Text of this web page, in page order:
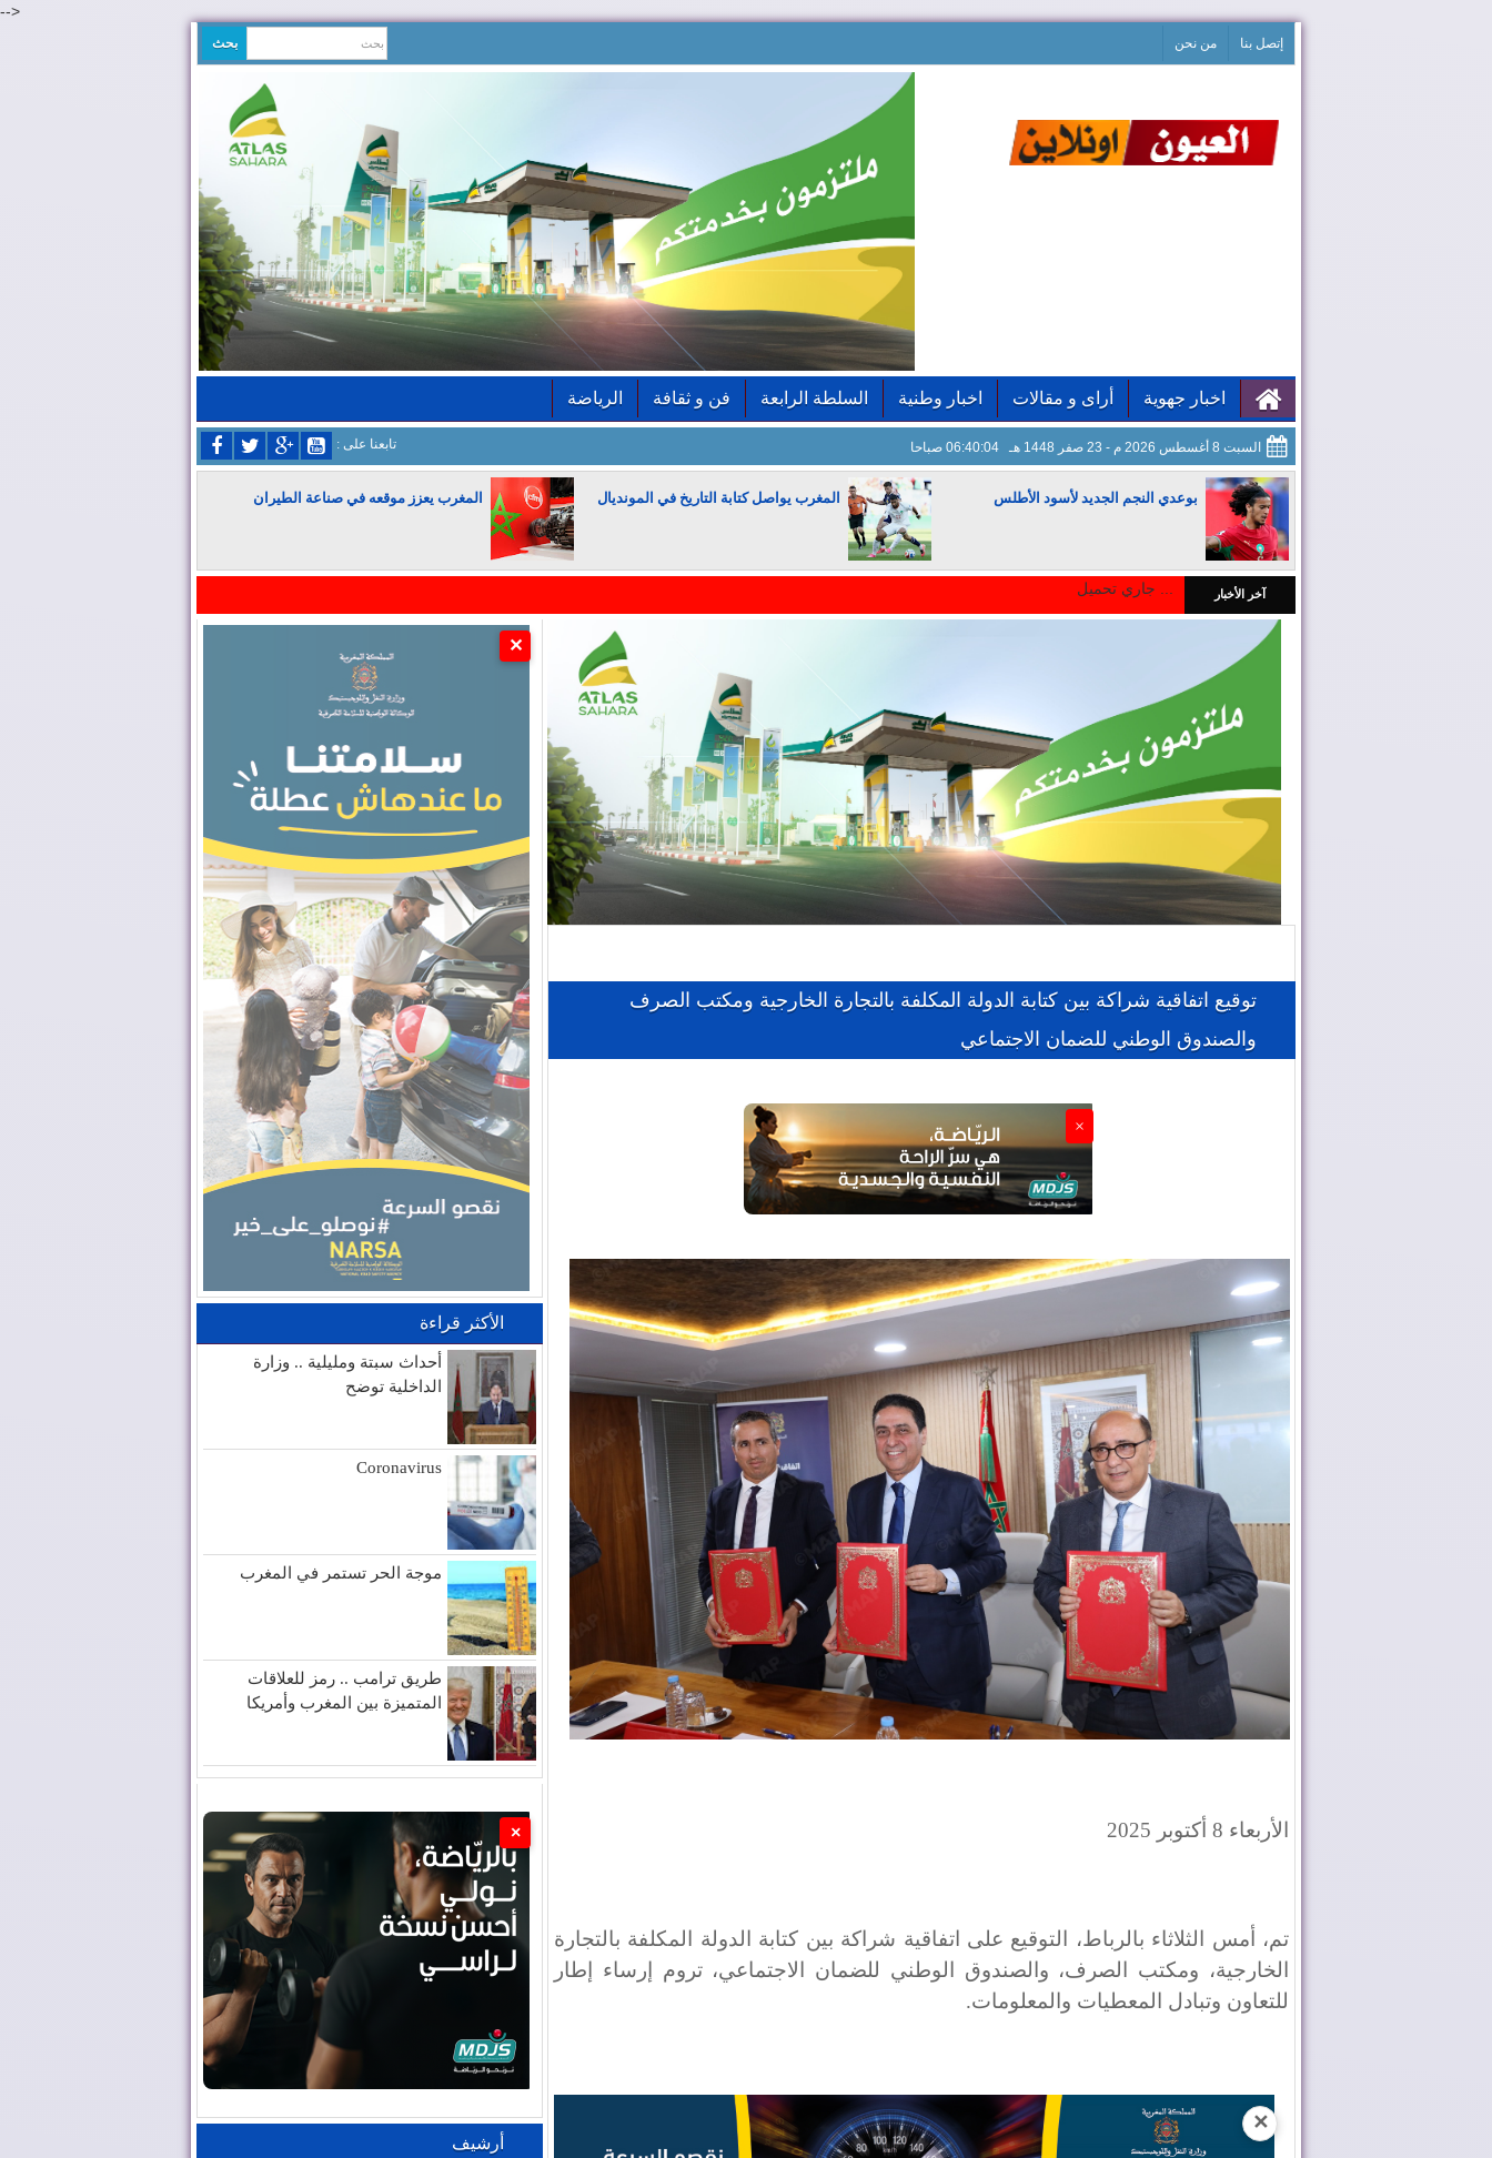
-->
إتصل بنا من نحن
اخبار جهوية أراى و مقالات اخبار وطنية السلطة الرابعة فن و ثقافة الرياضة
السبت 8 أغسطس 2026 م - 23 صفر 1448 هـ 06:40:05 صباحا : تابعنا على
بوعدي النجم الجديد لأسود الأطلس المغرب يواصل كتابة التاريخ في المونديال المغرب يعزز موقعه في صناعة الطيران
المغرب يجذب كبار المستثمرين آخر الأخبار
توقيع اتفاقية شراكة بين كتابة الدولة المكلفة بالتجارة الخارجية ومكتب الصرف
والصندوق الوطني للضمان الاجتماعي
×
الأربعاء 8 أكتوبر 2025
تم، أمس الثلاثاء بالرباط، التوقيع على اتفاقية شراكة بين كتابة الدولة المكلفة بالتجارة
الخارجية، ومكتب الصرف، والصندوق الوطني للضمان الاجتماعي، تروم إرساء إطار
للتعاون وتبادل المعطيات والمعلومات.
✕
✕
الأكثر قراءة
أحداث سبتة ومليلية .. وزارة
الداخلية توضح
Coronavirus
موجة الحر تستمر في المغرب
طريق ترامب .. رمز للعلاقات
المتميزة بين المغرب وأمريكا
×
أرشيف